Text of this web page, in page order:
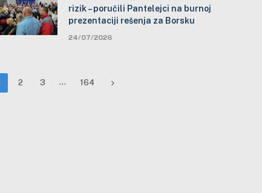
rizik – poručili Pantelejci na burnoj
prezentaciji rešenja za Borsku
24/07/2026
2 3 … 164 Next